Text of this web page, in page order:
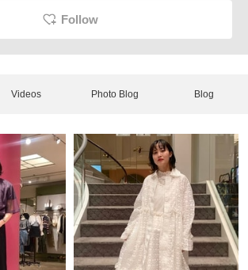
Follow
Videos Photo Blog Blog